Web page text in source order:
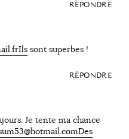
RÉPONDRE
sont superbes !
RÉPONDRE
Je tente ma chance